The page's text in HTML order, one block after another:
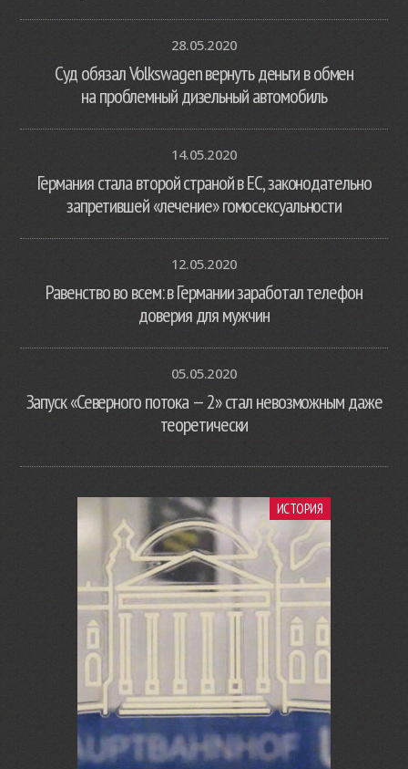
28.05.2020
Суд обязал Volkswagen вернуть деньги в обмен
на проблемный дизельный автомобиль
14.05.2020
Германия стала второй страной в ЕС, законодательно
запретившей «лечение» гомосексуальности
12.05.2020
Равенство во всем: в Германии заработал телефон
доверия для мужчин
05.05.2020
Запуск «Северного потока — 2» стал невозможным даже
теоретически
ИСТОРИЯ